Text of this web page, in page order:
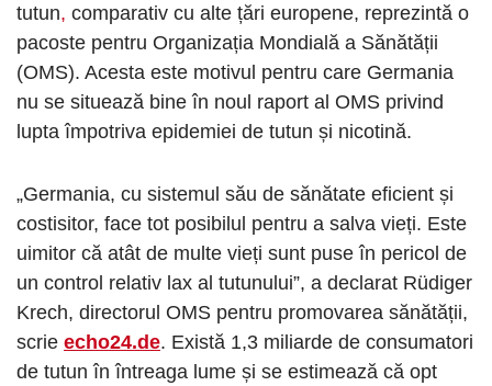
tutun, comparativ cu alte țări europene, reprezintă o
pacoste pentru Organizația Mondială a Sănătății
(OMS). Acesta este motivul pentru care Germania
nu se situează bine în noul raport al OMS privind
lupta împotriva epidemiei de tutun și nicotină.
„Germania, cu sistemul său de sănătate eficient și
costisitor, face tot posibilul pentru a salva vieți. Este
uimitor că atât de multe vieți sunt puse în pericol de
un control relativ lax al tutunului”, a declarat Rüdiger
Krech, directorul OMS pentru promovarea sănătății,
scrie echo24.de. Există 1,3 miliarde de consumatori
de tutun în întreaga lume și se estimează că opt